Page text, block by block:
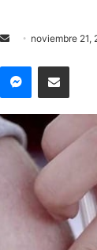
Send
email
noviembre 21,
MessengerCompartir por